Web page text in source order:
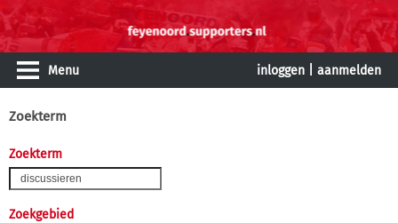
Menu inloggen aanmelden
Zoekterm
Zoekterm
Zoekgebied